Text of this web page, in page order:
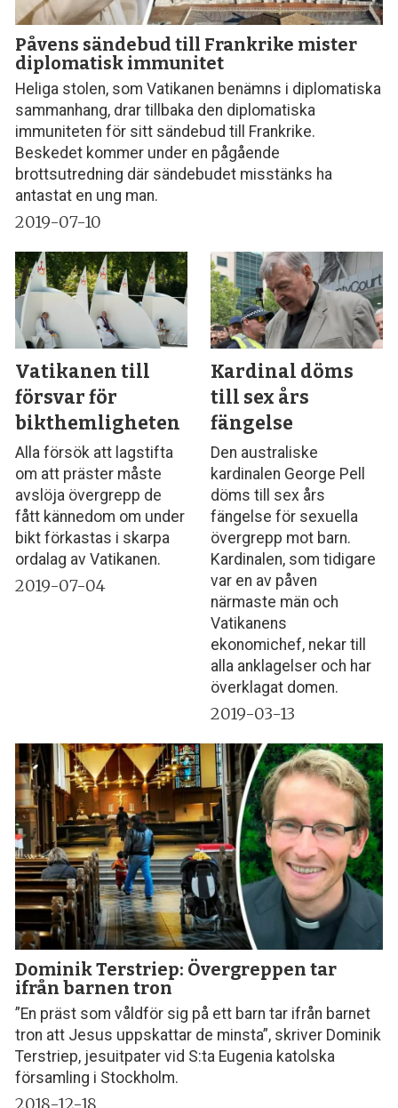
Påvens sändebud till Frankrike mister
diplomatisk immunitet
Heliga stolen, som Vatikanen benämns i diplomatiska
sammanhang, drar tillbaka den diplomatiska
immuniteten för sitt sändebud till Frankrike.
Beskedet kommer under en pågående
brottsutredning där sändebudet misstänks ha
antastat en ung man.
2019-07-10
Vatikanen till
försvar för
bikthemligheten
Alla försök att lagstifta
om att präster måste
avslöja övergrepp de
fått kännedom om under
bikt förkastas i skarpa
ordalag av Vatikanen.
2019-07-04
Kardinal döms
till sex års
fängelse
Den australiske
kardinalen George Pell
döms till sex års
fängelse för sexuella
övergrepp mot barn.
Kardinalen, som tidigare
var en av påven
närmaste män och
Vatikanens
ekonomichef, nekar till
alla anklagelser och har
överklagat domen.
2019-03-13
Dominik Terstriep: Övergreppen tar
ifrån barnen tron
”En präst som våldför sig på ett barn tar ifrån barnet
tron att Jesus uppskattar de minsta”, skriver Dominik
Terstriep, jesuitpater vid S:ta Eugenia katolska
församling i Stockholm.